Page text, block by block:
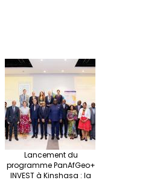
Lancement du
programme PanAfGeo+
INVEST à Kinshasa : la